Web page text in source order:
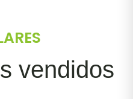
vendidos